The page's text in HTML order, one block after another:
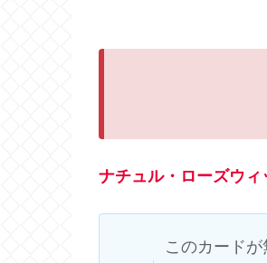
ナチュル・ローズウィ
このカード